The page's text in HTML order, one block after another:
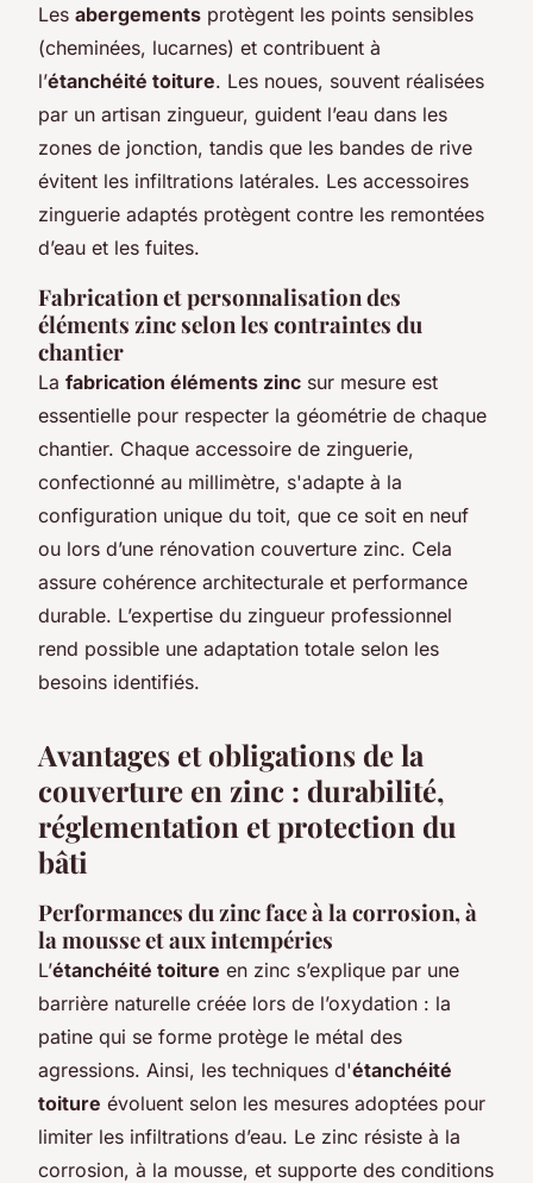
Les abergements protègent les points sensibles
(cheminées, lucarnes) et contribuent à
l’étanchéité toiture. Les noues, souvent réalisées
par un artisan zingueur, guident l’eau dans les
zones de jonction, tandis que les bandes de rive
évitent les infiltrations latérales. Les accessoires
zinguerie adaptés protègent contre les remontées
d’eau et les fuites.
Fabrication et personnalisation des
éléments zinc selon les contraintes du
chantier
La fabrication éléments zinc sur mesure est
essentielle pour respecter la géométrie de chaque
chantier. Chaque accessoire de zinguerie,
confectionné au millimètre, s'adapte à la
configuration unique du toit, que ce soit en neuf
ou lors d’une rénovation couverture zinc. Cela
assure cohérence architecturale et performance
durable. L’expertise du zingueur professionnel
rend possible une adaptation totale selon les
besoins identifiés.
Avantages et obligations de la
couverture en zinc : durabilité,
réglementation et protection du
bâti
Performances du zinc face à la corrosion, à
la mousse et aux intempéries
L’étanchéité toiture en zinc s’explique par une
barrière naturelle créée lors de l’oxydation : la
patine qui se forme protège le métal des
agressions. Ainsi, les techniques d'étanchéité
toiture évoluent selon les mesures adoptées pour
limiter les infiltrations d’eau. Le zinc résiste à la
corrosion, à la mousse, et supporte des conditions